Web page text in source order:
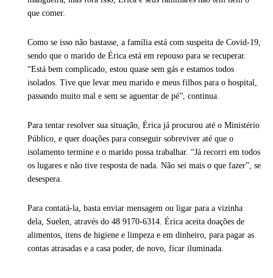
que comer.
Como se isso não bastasse, a família está com suspeita de Covid-19,
sendo que o marido de Érica está em repouso para se recuperar.
“Está bem complicado, estou quase sem gás e estamos todos
isolados. Tive que levar meu marido e meus filhos para o hospital,
passando muito mal e sem se aguentar de pé”, continua.
Para tentar resolver sua situação, Érica já procurou até o Ministério
Público, e quer doações para conseguir sobreviver até que o
isolamento termine e o marido possa trabalhar. “Já recorri em todos
os lugares e não tive resposta de nada. Não sei mais o que fazer”, se
desespera.
Para contatá-la, basta enviar mensagem ou ligar para a vizinha
dela, Suelen, através do 48 9170-6314. Érica aceita doações de
alimentos, itens de higiene e limpeza e em dinheiro, para pagar as
contas atrasadas e a casa poder, de novo, ficar iluminada.